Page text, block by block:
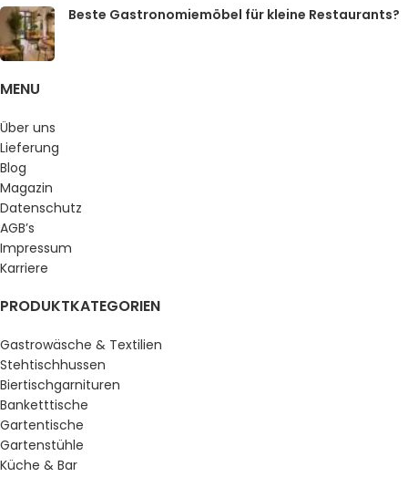
Beste Gastronomiemöbel für kleine Restaurants?
MENU
Über uns
Lieferung
Blog
Magazin
Datenschutz
AGB’s
Impressum
Karriere
PRODUKTKATEGORIEN
Gastrowäsche & Textilien
Stehtischhussen
Biertischgarnituren
Banketttische
Gartentische
Gartenstühle
Küche & Bar